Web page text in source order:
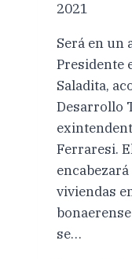
2021
Será en un
Presidente
Saladita,
Desarrollo
Ferraresi.
viviendas
se…